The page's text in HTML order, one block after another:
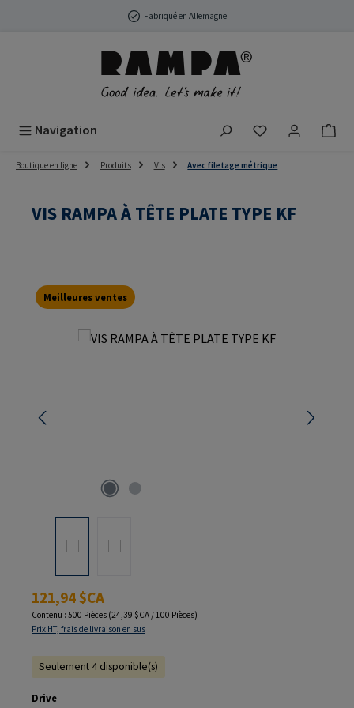
Passer au contenu principalFabriqué en Allemagne
Navigation Vous avez 0
Boutique en ligne Produits Vis Avec filetage métrique
VIS RAMPA À TÊTE PLATE TYPE KF
Meilleures ventes
Ignorer la galerie d'images
Prix régulier :
121,94 $CA
Contenu : 500 Pièces (24,39 $CA / 100 Pièces)
Prix HT, frais de livraison en sus
Seulement 4 disponible(s)
Sélectionnez
Drive